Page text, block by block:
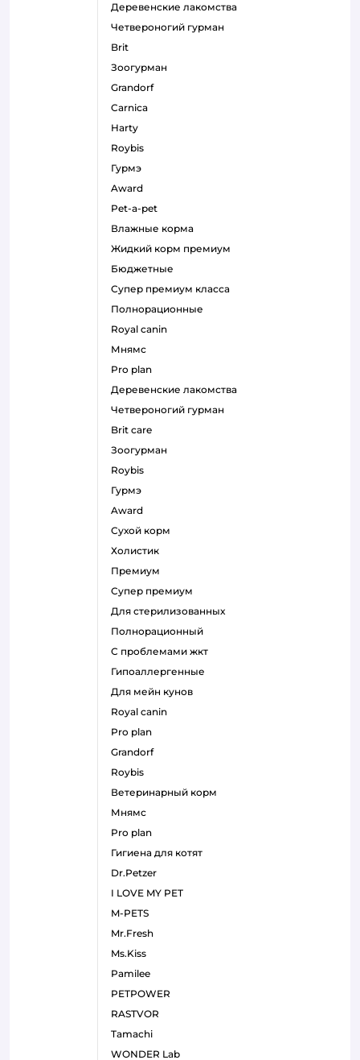
деревенские лакомства
четвероногий гурман
brit
зоогурман
grandorf
carnica
harty
roybis
гурмэ
award
pet-a-pet
влажные корма
жидкий корм премиум
бюджетные
супер премиум класса
полнорационные
royal canin
мнямс
pro plan
деревенские лакомства
четвероногий гурман
brit care
зоогурман
roybis
гурмэ
award
сухой корм
холистик
премиум
супер премиум
для стерилизованных
полнорационный
с проблемами жкт
гипоаллергенные
для мейн кунов
royal canin
pro plan
grandorf
roybis
ветеринарный корм
мнямс
pro plan
гигиена для котят
Dr.Petzer
I LOVE MY PET
M-PETS
Mr.Fresh
Ms.Kiss
Pamilee
PETPOWER
RASTVOR
Tamachi
WONDER Lab